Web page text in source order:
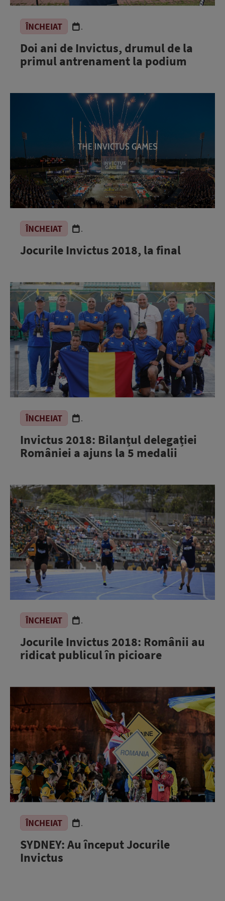
ÎNCHEIAT .
Doi ani de Invictus, drumul de la
primul antrenament la podium
ÎNCHEIAT .
Jocurile Invictus 2018, la final
ÎNCHEIAT .
Invictus 2018: Bilanțul delegației
României a ajuns la 5 medalii
ÎNCHEIAT .
Jocurile Invictus 2018: Românii au
ridicat publicul în picioare
ÎNCHEIAT .
SYDNEY: Au început Jocurile
Invictus